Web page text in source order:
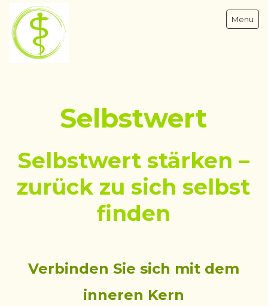
Menü
Psychotherapie & Hypnose - Blomberg OWL
Traumatherapie
Hypnosetherapie
Narzisstischer Missbrauch
Klinische Hypnose
Hypnotische Entspannung
Gewichtsreduktion
Raucherentwöhnung
Selbstwert
Selbstwert stärken –
zurück zu sich selbst
finden
Verbinden Sie sich mit dem
inneren Kern